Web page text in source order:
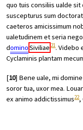
quo tuis consiliis ualde
suscepturus sum
caeteros amicissimum
ualetudinem et seria
dominoSiviliae 21. Videbo
Cyclaminis plantam
[10] Bene uale, mi
soror tua, uxor mea.
ex animo addictissimus22,